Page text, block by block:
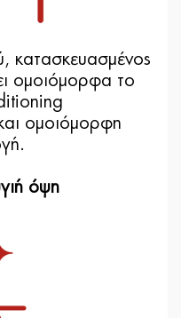
κατασκευασμένος
ομοιόμορφα το
ομοιόμορφη
όψη